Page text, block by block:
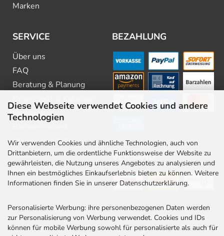
Diese Webseite verwendet Cookies und andere
Technologien
Wir verwenden Cookies und ähnliche Technologien, auch von
Drittanbietern, um die ordentliche Funktionsweise der Website zu
gewährleisten, die Nutzung unseres Angebotes zu analysieren und
Ihnen ein bestmögliches Einkaufserlebnis bieten zu können. Weitere
Informationen finden Sie in unserer Datenschutzerklärung.
Personalisierte Werbung: ihre personenbezogenen Daten werden
zur Personalisierung von Werbung verwendet. Cookies und IDs
können für mobile Werbung sowohl für personalisierte als auch für
Marken
SERVICE
Über uns
FAQ
Beratung & Planung
Newsletter
Stellenangebote
Kontakt
Rabatt Codes
BEZAHLUNG
VERSAND